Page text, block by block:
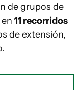
de grupos de
11 recorridos
de extensión,